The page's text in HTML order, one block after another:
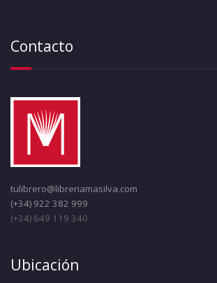
Contacto
tulibrero@libreriamasilva.com
(+34) 922 382 999
(+34) 649 119 340
Ubicación